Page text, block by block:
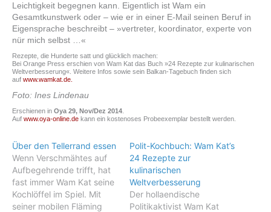
Leichtigkeit begegnen kann. Eigentlich ist Wam ein
Gesamtkunstwerk oder – wie er in einer E-Mail seinen Beruf in
Eigensprache beschreibt – »vertreter, koordinator, experte von
nür mich selbst …«
Rezepte, die Hunderte satt und glücklich machen:
Bei Orange Press erschien von Wam Kat das Buch »24 Rezepte zur kulinarischen
Weltverbesserung«. Weitere Infos sowie sein Balkan-Tagebuch finden sich
auf www.wamkat.de.
Foto: Ines Lindenau
Erschienen in Oya 29, Nov/Dez 2014.
Auf www.oya-online.de kann ein kostenoses Probeexemplar bestellt werden.
Über den Tellerrand essen
Wenn Verschmähtes auf
Aufbegehrende trifft, hat
fast immer Wam Kat seine
Kochlöffel im Spiel. Mit
seiner mobilen Fläming
Polit-Kochbuch: Wam Kat’s
24 Rezepte zur
kulinarischen
Weltverbesserung
Der hollaendische
Politikaktivist Wam Kat